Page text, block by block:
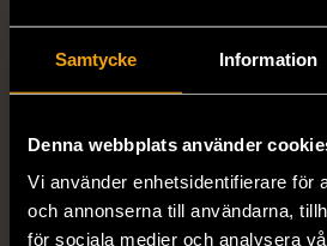
Samtycke Information
Denna webbplats använder
Vi använder enhetsidentifierare för
och annonserna till användarna,
för sociala medier och analysera
29-71358-9
Skick Mycket gott skick
Produkten är
kvalitet och ska inte